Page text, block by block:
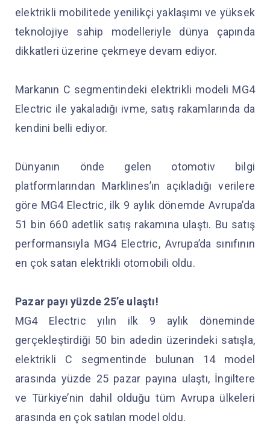
elektrikli mobilitede yenilikçi yaklaşımı ve yüksek
teknolojiye sahip modelleriyle dünya çapında
dikkatleri üzerine çekmeye devam ediyor.
Markanın C segmentindeki elektrikli modeli MG4
Electric ile yakaladığı ivme, satış rakamlarında da
kendini belli ediyor.
Dünyanın önde gelen otomotiv bilgi
platformlarından Marklines’ın açıkladığı verilere
göre MG4 Electric, ilk 9 aylık dönemde Avrupa’da
51 bin 660 adetlik satış rakamına ulaştı. Bu satış
performansıyla MG4 Electric, Avrupa’da sınıfının
en çok satan elektrikli otomobili oldu.
Pazar payı yüzde 25’e ulaştı!
MG4 Electric yılın ilk 9 aylık döneminde
gerçekleştirdiği 50 bin adedin üzerindeki satışla,
elektrikli C segmentinde bulunan 14 model
arasında yüzde 25 pazar payına ulaştı, İngiltere
ve Türkiye’nin dahil olduğu tüm Avrupa ülkeleri
arasında en çok satılan model oldu.